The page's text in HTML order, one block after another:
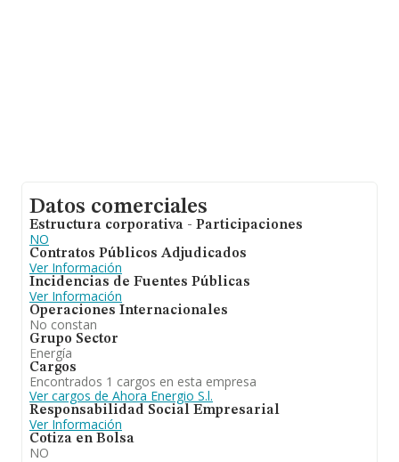
Datos comerciales
Estructura corporativa - Participaciones
NO
Contratos Públicos Adjudicados
Ver Información
Incidencias de Fuentes Públicas
Ver Información
Operaciones Internacionales
No constan
Grupo Sector
Energía
Cargos
Encontrados 1 cargos en esta empresa
Ver cargos de Ahora Energio S.l.
Responsabilidad Social Empresarial
Ver Información
Cotiza en Bolsa
NO